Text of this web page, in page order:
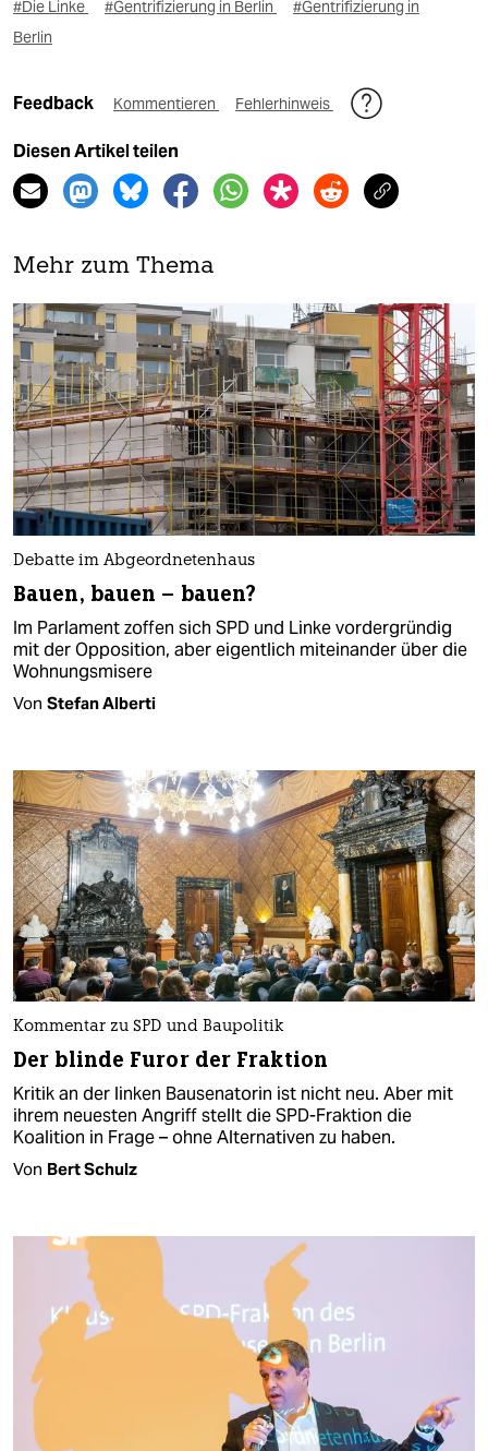
#Die Linke #Gentrifizierung in Berlin
#Gentrifizierung in
Berlin
Feedback Kommentieren Fehlerhinweis
Diesen Artikel teilen
Mehr zum Thema
Debatte im Abgeordnetenhaus
Bauen, bauen – bauen?
Im Parlament zoffen sich SPD und Linke vordergründig
mit der Opposition, aber eigentlich miteinander über die
Wohnungsmisere
Von Stefan Alberti
Kommentar zu SPD und Baupolitik
Der blinde Furor der Fraktion
Kritik an der linken Bausenatorin ist nicht neu. Aber mit
ihrem neuesten Angriff stellt die SPD-Fraktion die
Koalition in Frage – ohne Alternativen zu haben.
Von Bert Schulz